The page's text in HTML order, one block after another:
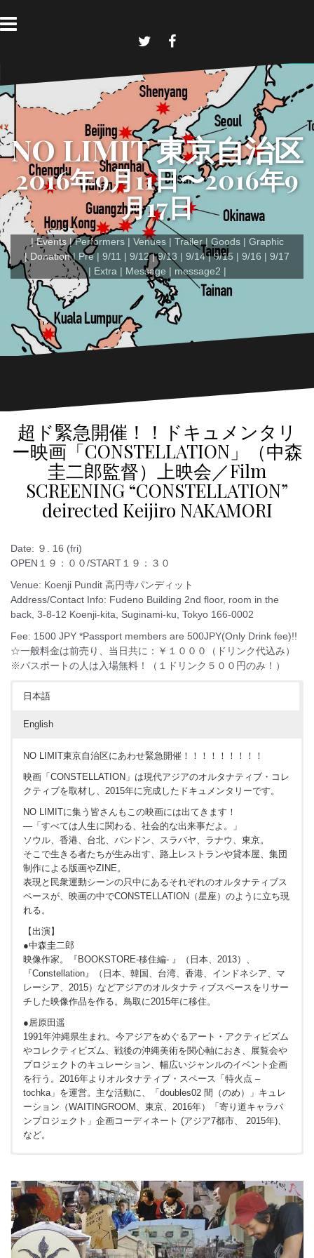
ン
ス
ッ
プ
i
t
t
e
c
b
k
NO LIMIT 東京自治区
2016年9月11日〜2016年9
月17日
Events Performers Venues Trailer Goods
Graphic
Donation
Pre 9/11 9/12 9/13 9/14 9/15 9/16
9/17
Extra
Message message2
超ド緊急開催！！ドキュメンタリ
ー映画「CONSTELLATION」（中森
圭二郎監督）上映会／Film
SCREENING “CONSTELLATION”
deirected Keijiro NAKAMORI
Date: ９. 16 (fri)
OPEN１９：００/START１９：３０
Venue: Koenji Pundit 高円寺パンディット
Address/Contact Info: Fudeno Building 2nd floor, room in the
back, 3-8-12 Koenji-kita, Suginami-ku, Tokyo 166-0002
Fee: 1500 JPY *Passport members are 500JPY(Only Drink fee)!!
☆一般料金は前売り、当日共に：￥１０００（ドリンク代込み）
※パスポートの人は入場無料！（１ドリンク５００円のみ！）
日本語
English
NO LIMIT東京自治区にあわせ緊急開催！！！！！！！！！
映画「CONSTELLATION」は現代アジアのオルタナティブ・コレ
クティブを取材し、2015年に完成したドキュメンタリーです。
NO LIMITに集う皆さんもこの映画には出てきます！
―「すべては人生に関わる、社会的な出来事だよ。」
ソウル、香港、台北、バンドン、スラバヤ、ラナウ、東京。
そこで生きる者たちが生み出す、路上レストランや貸本屋、集団
制作による版画やZINE。
表現と民衆運動シーンの只中にあるそれぞれのオルタナティブス
ペースが、映画の中でCONSTELLATION（星座）のように立ち現
れる。
【出演】
●中森圭二郎
映像作家。『BOOKSTORE-移住編- 』（日本、2013）、
『Constellation』（日本、韓国、台湾、香港、インドネシア、マ
レーシア、2015）などアジアのオルタナティブスペースをリサー
チした映像作品を作る。鳥取に2015年に移住。
●居原田遥
1991年沖縄県生まれ。今アジアをめぐるアート・アクティビズム
やコレクティビズム、戦後の沖縄美術を関心軸におき、展覧会や
プロジェクトのキュレーション、幅広いジャンルのイベント企画
を行う。2016年よりオルタナティブ・スペース「特火点 –
tochka」を運営。主な活動に、「doubles02 間（のめ）」キュレ
ーション（WAITINGROOM、東京、2016年）「寄り道キャラバ
ンプロジェクト」企画コーディネート (アジア7都市、 2015年)、
など。